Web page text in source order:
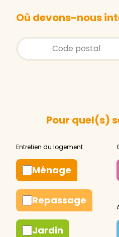
Où devons-nous
Store locator
Rechercher
Pour quel(s)
Ménage
Repassage
Jardin